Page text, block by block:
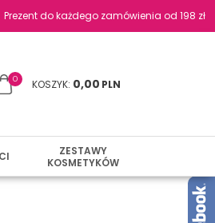
Prezent do każdego zamówienia od 198 zł
0 KOSZYK: 0,00 PLN
ZESTAWY
KOSMETYKÓW